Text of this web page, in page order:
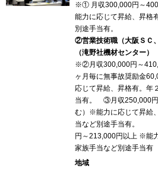
※① 月収300,000円～
能力に応じて昇給、昇格
別途手当有。
②営業技術職（大阪ＳＣ
（滝野社機材センター）
※②月収300,000円～
ヶ月毎に無事故奨励金
応じて昇給、昇格有。年
当有。 ③月収250,000円
む）※能力に応じて昇給
当など別途手当有
円～213,000円以上 ※能
家族手当など別途手当有
地域